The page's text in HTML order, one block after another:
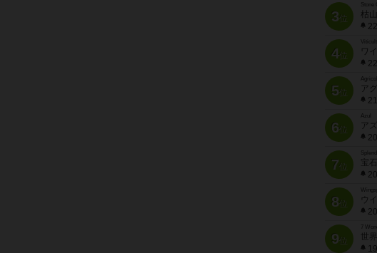
3位
Stone
枯
4位
ワ
5位
ア
6位
Azul
ア
7位
宝
8位
ウ
9位
7
世